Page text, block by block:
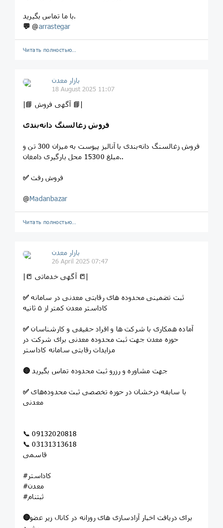
با ما تماس بگیرید.
💬 @arrastegar
Читать полностью…
بازار معدن
18 August 2025 11:07
|📘 آگهی فروش 📘|
فروش زغالسنگ دانه‌بندی
فروش زغالسنگ دانه‌بندی با آنالیز پیوست به میزان 300 تن و
مبلغ 15300 محل بارگیری دامغان..
✅ فروش رفت
@Madanbazar
Читать полностью…
بازار معدن
26 April 2025 07:47
|📒 آگهی خدماتی 📒|
✅ ثبت تضمینی محدوده های رقابتی معدنی در سامانه
کاداستر معدن کمتر از ۵ ثانیه
✅ آماده همکاری با شرکت ها و افراد حقیقی و کارشناسان
حوزه معدن جهت ثبت محدوده معدنی برای شرکت در
مزایدات رقابتی سامانه کاداستر
🔴 جهت مشاوره و رزرو ثبت محدوده تماس بگیرید
✅ با سابقه درخشان در حوزه تخصصی ثبت محدوده‌های
معدنی
📞 09132020818
📞 03131313618
قاسمی
#کاداستر
#معدن
#ثبتنام
🔴برای دریافت اخبار آزادسازی های روزانه در کانال زیر عضو